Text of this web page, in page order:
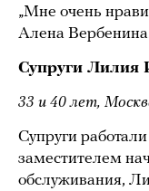
„Мне очень
Алена
Супруги Лилия
33 и 40 лет,
Супруги
заместителем
обслуживания,